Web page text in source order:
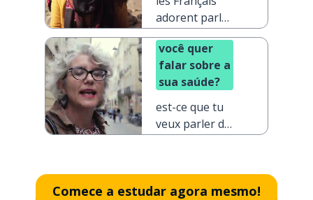
adorent parler
de nourriture
você quer
falar sobre a
sua saúde?
est-ce que tu
veux parler de
Comece a estudar agora mesmo!